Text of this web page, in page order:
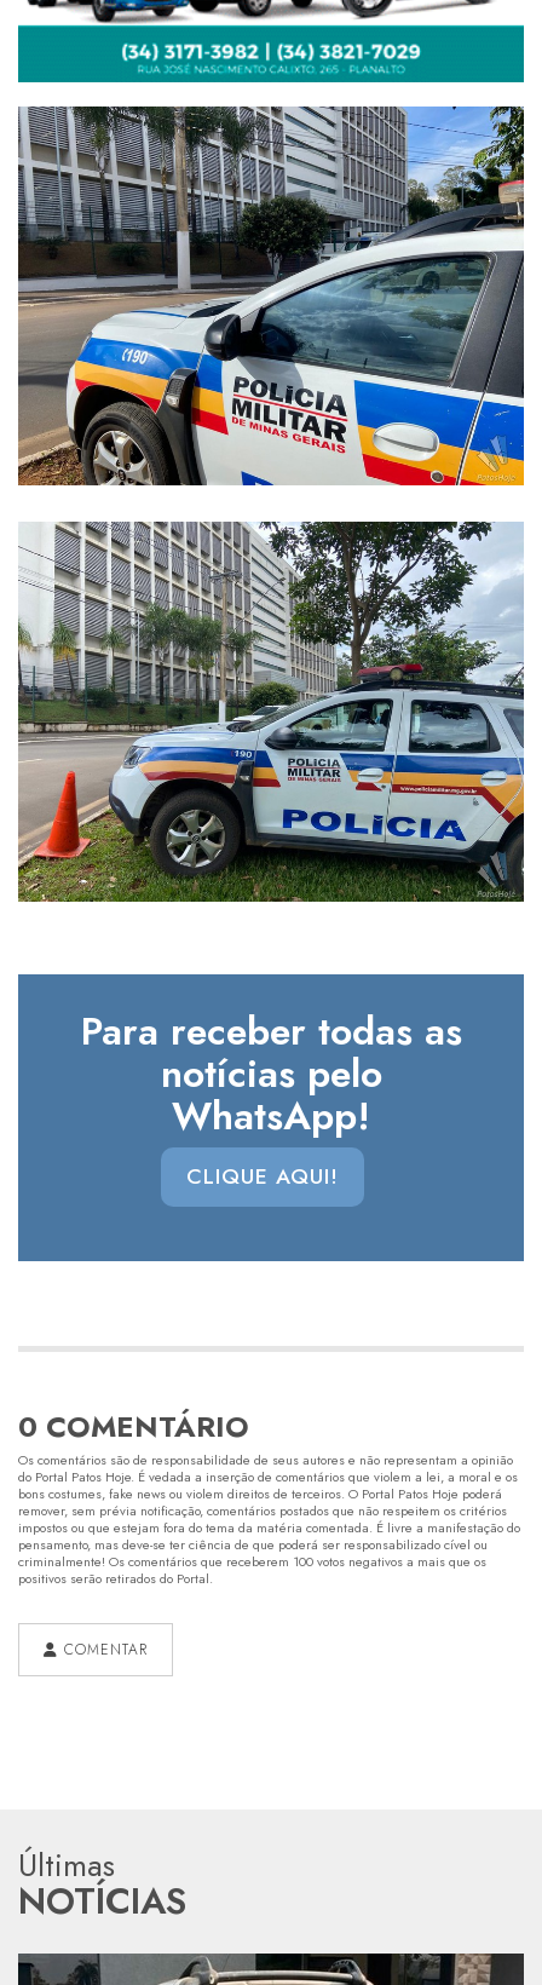
Para receber todas as
notícias pelo
WhatsApp!
CLIQUE AQUI!
0 COMENTÁRIO
Os comentários são de responsabilidade de seus autores e não representam a opinião
do Portal Patos Hoje. É vedada a inserção de comentários que violem a lei, a moral e os
bons costumes, fake news ou violem direitos de terceiros. O Portal Patos Hoje poderá
remover, sem prévia notificação, comentários postados que não respeitem os critérios
impostos ou que estejam fora do tema da matéria comentada. É livre a manifestação do
pensamento, mas deve-se ter ciência de que poderá ser responsabilizado cível ou
criminalmente! Os comentários que receberem 100 votos negativos a mais que os
positivos serão retirados do Portal.
COMENTAR
Últimas
NOTÍCIAS